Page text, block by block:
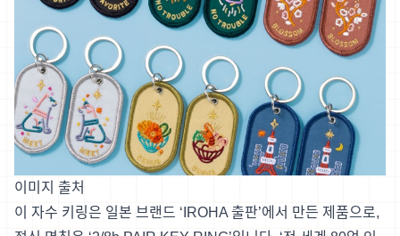
이미지 출처
이 자수 키링은 일본 브랜드 ‘IROHA 출판’에서 만든 제품으로,